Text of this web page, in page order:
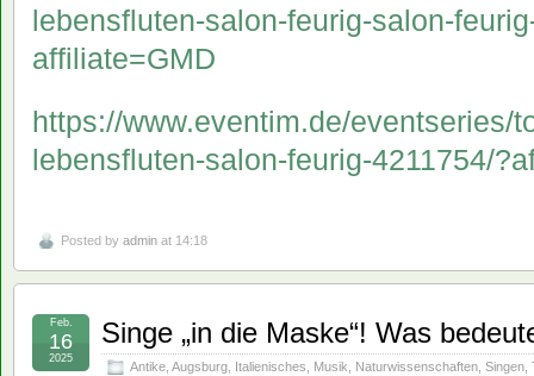
lebensfluten-salon-feurig-salon-
affiliate=GMD
https://www.eventim.de/eventseries/
lebensfluten-salon-feurig-4211754/
Posted by admin at 14:18
Singe „in die Maske“! Was
Antike, Augsburg, Italienisches, Musik, Naturwissenschaften, Singen,
Feb.
16
2025